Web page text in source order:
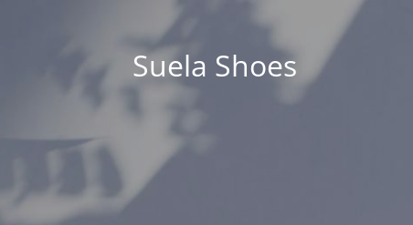
Suela Shoes